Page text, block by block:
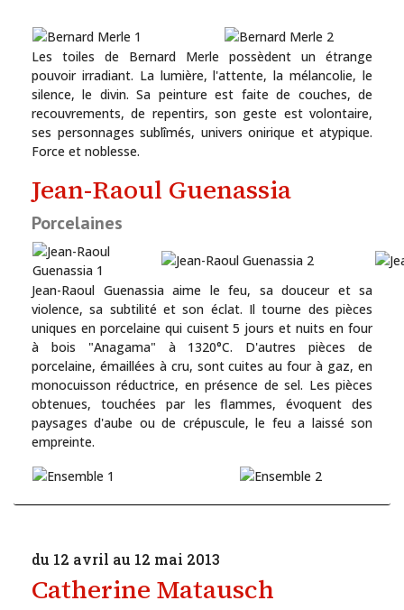
Tout au long de l'année, la Maison de la Tour exposent des
Les toiles de Bernard Merle possèdent un étrange
pouvoir irradiant. La lumière, l'attente, la mélancolie, le
silence, le divin. Sa peinture est faite de couches, de
recouvrements, de repentirs, son geste est volontaire,
ses personnages sublîmés, univers onirique et atypique.
Force et noblesse.
Jean-Raoul Guenassia
Porcelaines
Jean-Raoul Guenassia aime le feu, sa douceur et sa
violence, sa subtilité et son éclat. Il tourne des pièces
uniques en porcelaine qui cuisent 5 jours et nuits en four
à bois "Anagama" à 1320°C. D'autres pièces de
porcelaine, émaillées à cru, sont cuites au four à gaz, en
monocuisson réductrice, en présence de sel. Les pièces
obtenues, touchées par les flammes, évoquent des
paysages d'aube ou de crépuscule, le feu a laissé son
empreinte.
du 12 avril au 12 mai 2013
Catherine Matausch